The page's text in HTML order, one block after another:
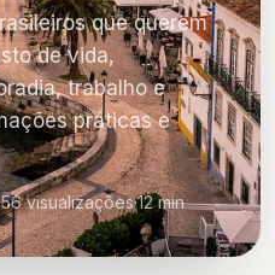
que querem
de vida,
trabalho e
práticas e
56 visualizações·12 min